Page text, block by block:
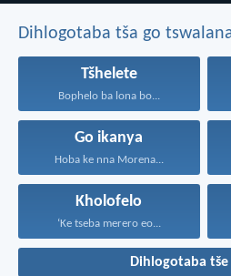
Dihlogotaba tša go
Tšhelete
Bophelo ba lona bo...
Go ikanya
Hoba ke nna Morena...
Kholofelo
‘Ke tseba merero eo...
Dihlogotaba